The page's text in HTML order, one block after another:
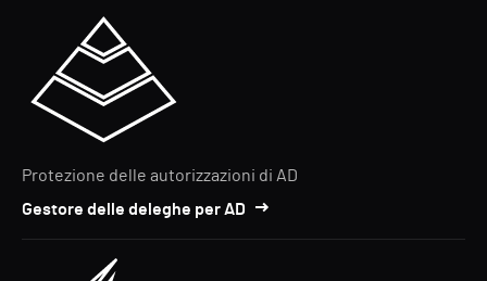
Protezione delle autorizzazioni di AD
Gestore delle deleghe per AD